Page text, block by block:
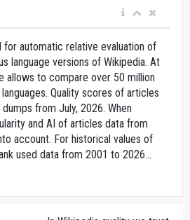
automatic relative evaluation of
language versions of Wikipedia. At
allows to compare over 50 million
Quality scores of articles
from July, 2026. When
and AI of articles data from
account. For historical values of
used data from 2001 to 2026...